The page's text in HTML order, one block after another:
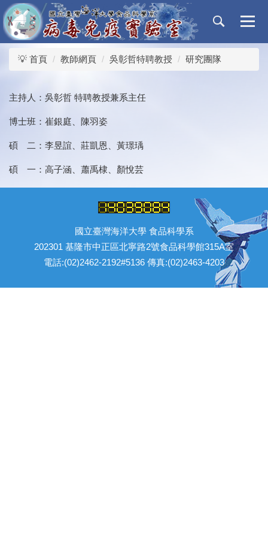
跳
到
主
要
💡 首頁 教師網頁 吳彰哲特聘教授 研究團隊
主持人：吳彰哲 特聘教授兼系主任
博士班：崔銀庭、陳羽姿
碩 二：李昱誼、莊凱恩、黃璟瑀
碩 一：高子涵、蕭禹棣、顏悅芸
國立臺灣海洋大學 食品科學系
202301 基隆市中正區北寧路2號食品科學館315A室
電話:(02)2462-2192#5136 傳真:(02)2463-4203